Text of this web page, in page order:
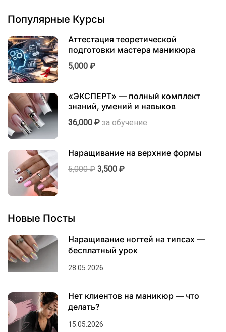
Популярные Курсы
Аттестация теоретической
подготовки мастера маникюра
5,000 ₽
«ЭКСПЕРТ» — полный комплект
знаний, умений и навыков
36,000 ₽ за обучение
Наращивание на верхние формы
5,000 ₽ 3,500 ₽
Новые Посты
Наращивание ногтей на типсах —
бесплатный урок
28.05.2026
Нет клиентов на маникюр — что
делать?
15.05.2026